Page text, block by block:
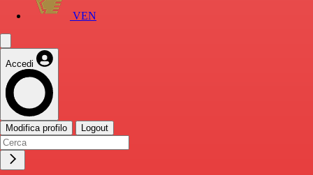
VEN
Accedi
Modifica profilo Logout